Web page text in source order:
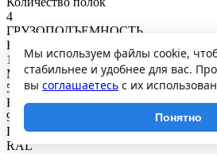
4
ГРУЗОПОДЪЕМНОСТЬ
Нагрузка на полку, кг
125
Максимальная общая нагрузка, кг
500
Нагрузка на секцию, кг
900
ПОКРЫТИЕ И ЦВЕТ
RAL
Мы используем файлы cookie,
стабильнее и удобнее для вас.
вы соглашаетесь с их
Понятно